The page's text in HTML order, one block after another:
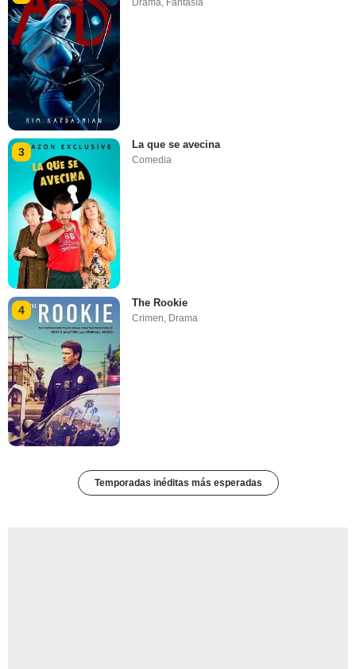
Drama, Fantasía
3
La que se avecina
Comedia
4
The Rookie
Crimen Drama
Temporadas inéditas más esperadas